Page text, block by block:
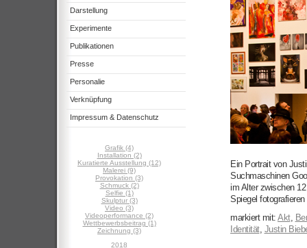
Darstellung
Experimente
Publikationen
Presse
Personalie
Verknüpfung
Impressum & Datenschutz
Grafik (4)
Installation (2)
Kuratierte Ausstellung (12)
Malerei (9)
Provokation (3)
Schmuck (2)
Selfie (1)
Skulptur (3)
Video (3)
Videoperformance (2)
Wettbewerbsbeitrag (1)
Zeichnung (3)
2018
Ein Portrait von
Suchmaschinen
im Alter zwischen
Spiegel
markiert mit: Akt,
Identität, Justin